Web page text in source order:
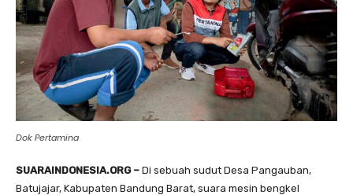
Dok Pertamina
SUARAINDONESIA.ORG – Di sebuah sudut Desa Pangauban,
Batujajar, Kabupaten Bandung Barat, suara mesin bengkel